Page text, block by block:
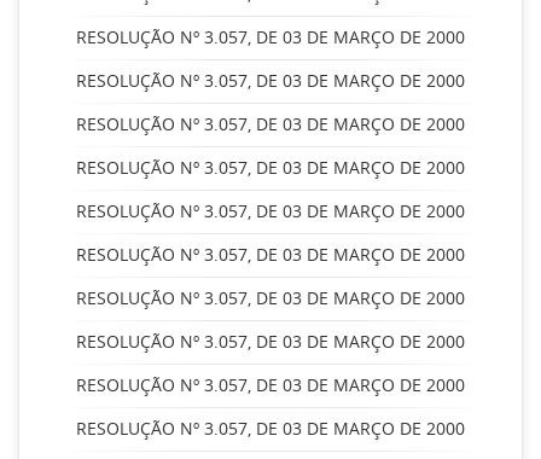
RESOLUÇÃO Nº 3.057, DE 03 DE MARÇO DE 2000
RESOLUÇÃO Nº 3.057, DE 03 DE MARÇO DE 2000
RESOLUÇÃO Nº 3.057, DE 03 DE MARÇO DE 2000
RESOLUÇÃO Nº 3.057, DE 03 DE MARÇO DE 2000
RESOLUÇÃO Nº 3.057, DE 03 DE MARÇO DE 2000
RESOLUÇÃO Nº 3.057, DE 03 DE MARÇO DE 2000
RESOLUÇÃO Nº 3.057, DE 03 DE MARÇO DE 2000
RESOLUÇÃO Nº 3.057, DE 03 DE MARÇO DE 2000
RESOLUÇÃO Nº 3.057, DE 03 DE MARÇO DE 2000
RESOLUÇÃO Nº 3.057, DE 03 DE MARÇO DE 2000